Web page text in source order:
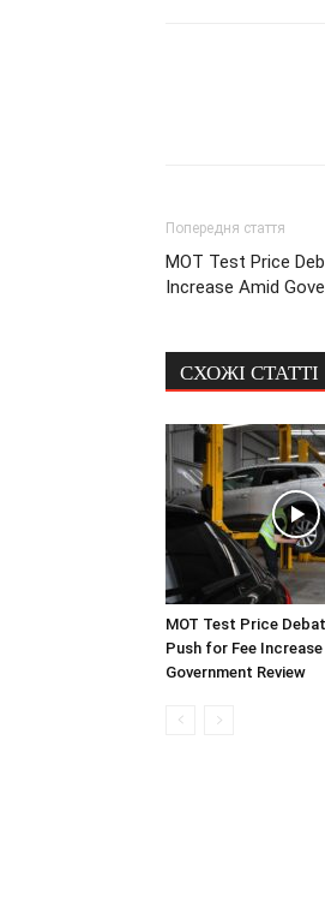
Попередня стаття
MOT Test Price
Increase Amid
СХОЖІ СТАТТІ
MOT Test Price
Push for Fee
Government Review